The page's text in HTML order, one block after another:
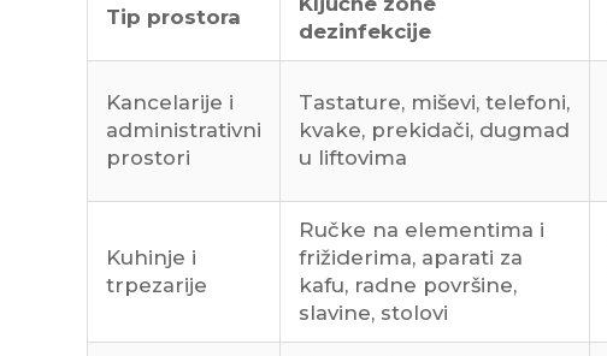
Tip prostora
dezinfekcije
Kancelarije i
administrativni
prostori
Tastature, miševi, telefoni,
kvake, prekidači, dugmad
u liftovima
Kuhinje i
trpezarije
Ručke na elementima i
frižiderima, aparati za
kafu, radne površine,
slavine, stolovi